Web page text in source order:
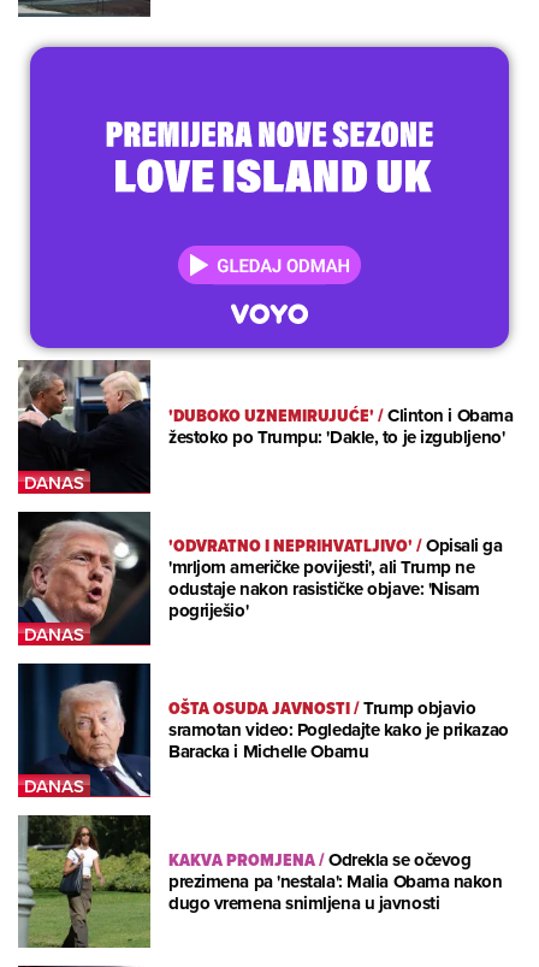
'DUBOKO UZNEMIRUJUĆE'/Clinton i Obama
žestoko po Trumpu: 'Dakle, to je izgubljeno'
'ODVRATNO I NEPRIHVATLJIVO'/Opisali ga
'mrljom američke povijesti', ali Trump ne
odustaje nakon rasističke objave: 'Nisam
pogriješio'
OŠTA OSUDA JAVNOSTI/Trump objavio
sramotan video: Pogledajte kako je prikazao
Baracka i Michelle Obamu
KAKVA PROMJENA/Odrekla se očevog
prezimena pa 'nestala': Malia Obama nakon
dugo vremena snimljena u javnosti